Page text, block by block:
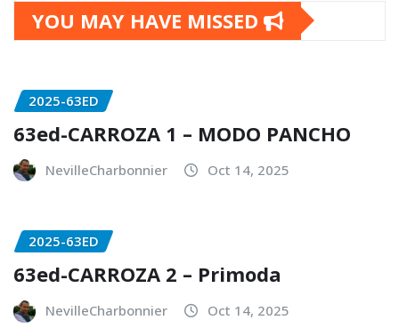
YOU MAY HAVE MISSED
2025-63ED
63ed-CARROZA 1 – MODO PANCHO
NevilleCharbonnier Oct 14, 2025
2025-63ED
63ed-CARROZA 2 – Primoda
NevilleCharbonnier Oct 14, 2025